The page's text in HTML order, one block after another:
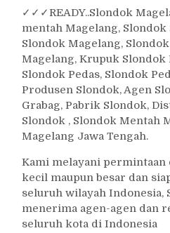
✓ ✓✓READY..Slondok
mentah Magelang,
Slondok Magelang,
Magelang, Krupuk Slondok
Slondok Pedas, Slondok
Produsen Slondok, Agen
Grabag, Pabrik Slondok,
Slondok , Slondok Mentah
Magelang Jawa Tengah.
Kami melayani
kecil maupun besar dan
seluruh wilayah Indonesia,
menerima agen-agen dan
seluruh kota di Indonesia